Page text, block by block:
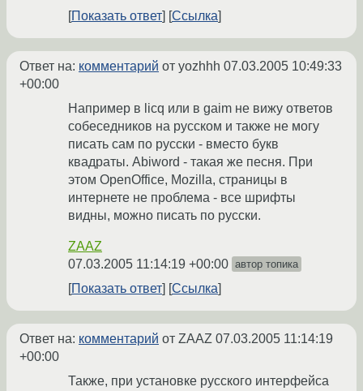
Показать ответ
Ссылка
Ответ на: комментарий от yozhhh 07.03.2005 10:49:33
+00:00
Например в licq или в gaim не вижу ответов
собеседников на русском и также не могу
писать сам по русски - вместо букв
квадраты. Abiword - такая же песня. При
этом OpenOffice, Mozilla, страницы в
интернете не проблема - все шрифты
видны, можно писать по русски.
ZAAZ
07.03.2005 11:14:19 +00:00 автор топика
Показать ответ Ссылка
Ответ на: комментарий от ZAAZ 07.03.2005 11:14:19
+00:00
Также, при установке русского интерфейса